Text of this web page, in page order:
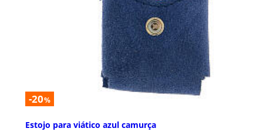
-20%
Estojo para viático azul camurça